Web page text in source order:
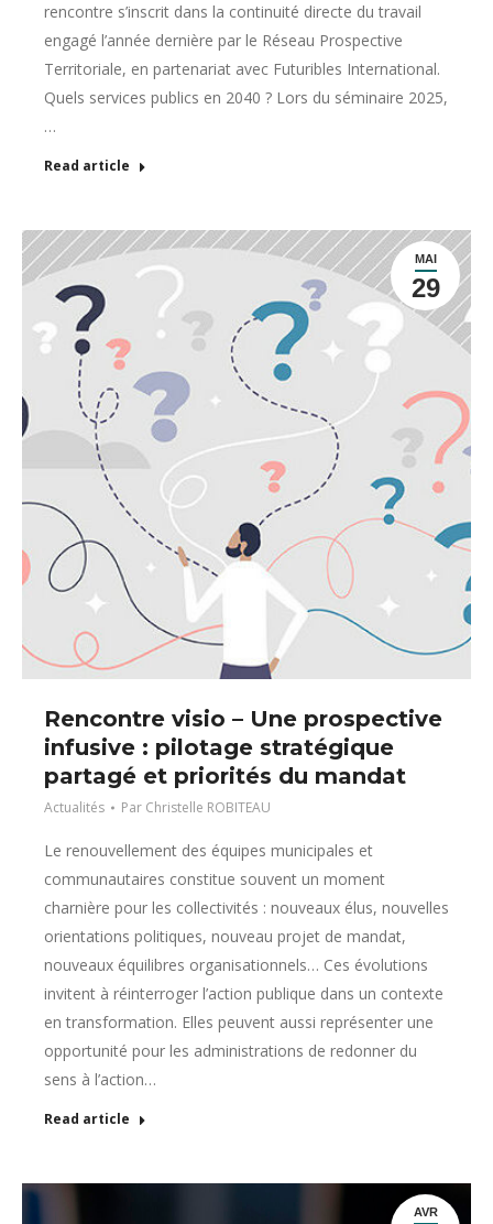
rencontre s’inscrit dans la continuité directe du travail
engagé l’année dernière par le Réseau Prospective
Territoriale, en partenariat avec Futuribles International.
Quels services publics en 2040 ? Lors du séminaire 2025,
…
Read article
MAI
29
Rencontre visio – Une prospective
infusive : pilotage stratégique
partagé et priorités du mandat
Actualités Par Christelle ROBITEAU
Le renouvellement des équipes municipales et
communautaires constitue souvent un moment
charnière pour les collectivités : nouveaux élus, nouvelles
orientations politiques, nouveau projet de mandat,
nouveaux équilibres organisationnels… Ces évolutions
invitent à réinterroger l’action publique dans un contexte
en transformation. Elles peuvent aussi représenter une
opportunité pour les administrations de redonner du
sens à l’action…
Read article
AVR